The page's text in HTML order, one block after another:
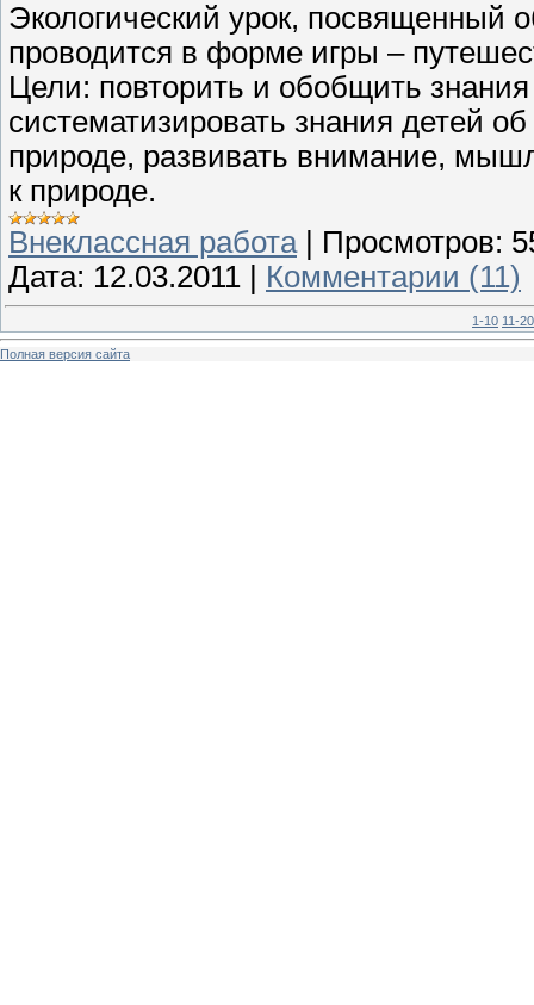
Экологический урок, посвященный
проводится в форме игры –
Цели: повторить и обобщить
систематизировать знания детей
природе, развивать внимание,
к природе.
Внеклассная работа| Просмотров:
Дата: 12.03.2011 Комментарии (11)
1-10 11-20
Полная версия сайта